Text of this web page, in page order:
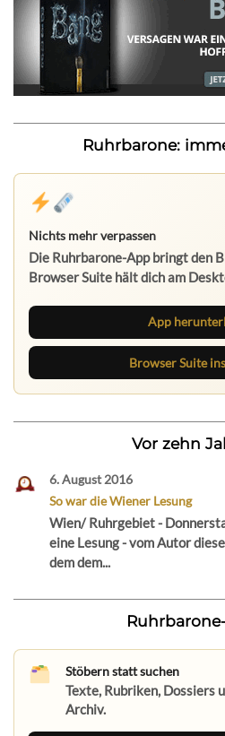
Ruhrbarone:
Nichts mehr verpassen
Die Ruhrbarone-App bringt den
Browser Suite hält dich am
App
Browser Suite
Vor zehn
6. August 2016
So war die Wiener Lesung
Wien/ Ruhrgebiet -
eine Lesung - vom Autor
dem dem...
Stöbern statt suchen
Texte, Rubriken, Dossiers
Archiv.